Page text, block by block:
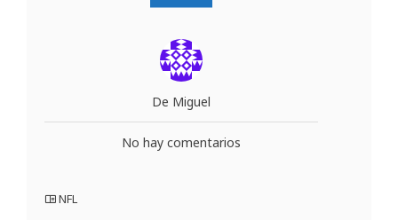
De Miguel
No hay comentarios
NFL